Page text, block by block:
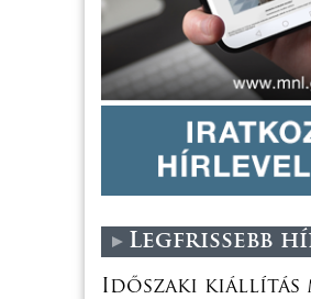
Legfrissebb
Időszaki kiállítás